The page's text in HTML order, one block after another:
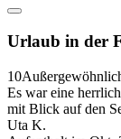
Urlaub in der
10
Es war eine
mit Blick auf den
Uta K.